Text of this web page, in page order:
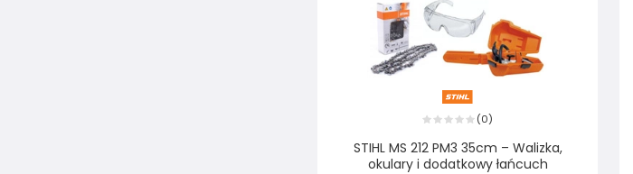
(0)
STIHL MS 212 PM3 35cm – Walizka,
okulary i dodatkowy łańcuch